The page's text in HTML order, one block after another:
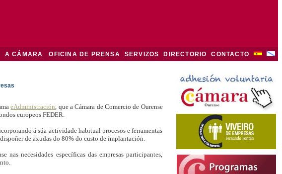
A CÁMARA OFICINA DE PRENSA SERVIZOS DIRECTORIO CONTACTO
eAdministración, que a Cámara de Comercio de Ourense
europeos FEDER.
á súa actividade habitual procesos e ferramentas
de axudas do 80% do custo de implantación.
necesidades específicas das empresas participantes,